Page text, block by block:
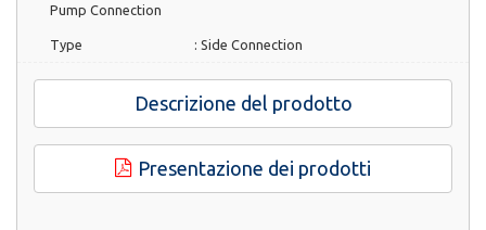
Pump Connection
Type : Side Connection
Descrizione del prodotto
Presentazione dei prodotti